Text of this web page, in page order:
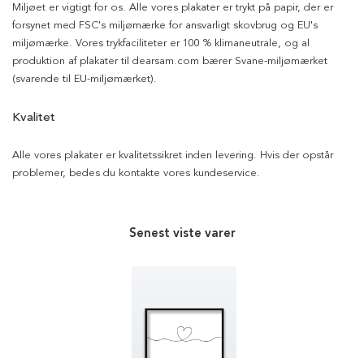
Miljøet er vigtigt for os. Alle vores plakater er trykt på papir, der er
forsynet med FSC's miljømærke for ansvarligt skovbrug og EU's
miljømærke. Vores trykfaciliteter er 100 % klimaneutrale, og al
produktion af plakater til dearsam.com bærer Svane-miljømærket
(svarende til EU-miljømærket).
Kvalitet
Alle vores plakater er kvalitetssikret inden levering. Hvis der opstår
problemer, bedes du kontakte vores kundeservice.
Senest viste varer